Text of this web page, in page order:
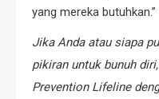
yang mereka butuhkan.”
Jika Anda atau siapa
pikiran untuk bunuh
Prevention Lifeline​